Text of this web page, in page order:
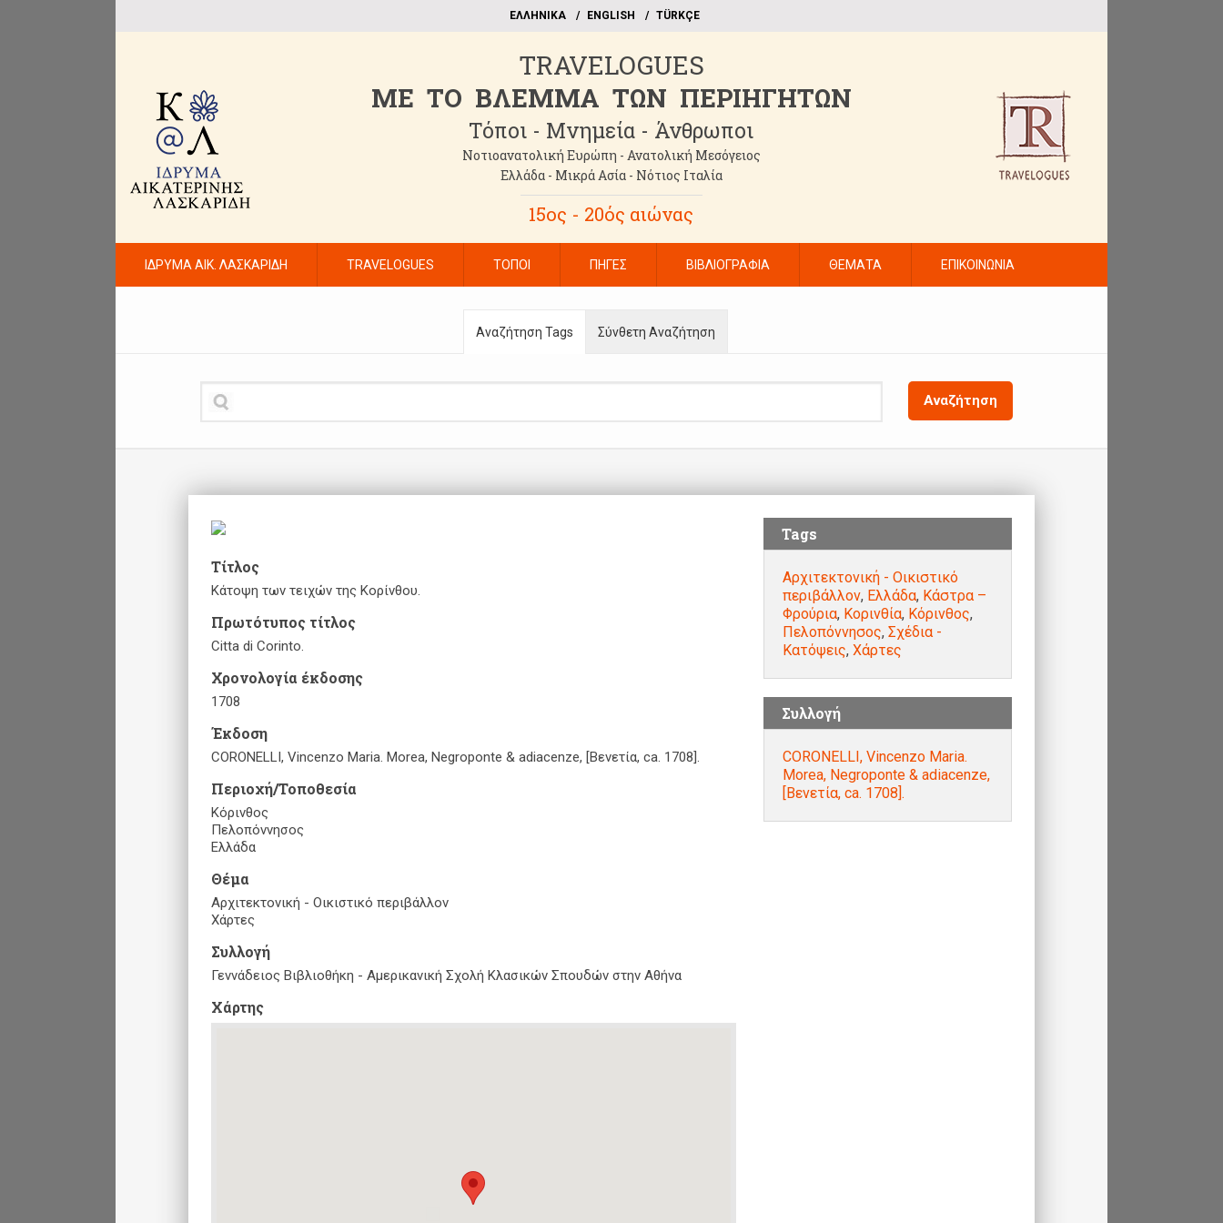
EΛΛΗΝΙΚΑ ΕΝGLISH TÜRKÇE
TRAVELOGUES
ME TO BΛΕΜΜΑ ΤΩΝ ΠΕΡΙΗΓΗΤΩΝ
Τόποι - Μνημεία - Άνθρωποι
Νοτιοανατολική Ευρώπη - Ανατολική Μεσόγειος
Ελλάδα - Μικρά Ασία - Νότιος Ιταλία
15ος - 20ός αιώνας
ΙΔΡΥΜΑ ΑΙΚ. ΛΑΣΚΑΡΙΔΗ TRAVELOGUES ΤΟΠΟΙ ΠΗΓΕΣ ΒΙΒΛΙΟΓΡΑΦΙΑ ΘΕΜΑΤΑ ΕΠΙΚΟΙΝΩΝΙΑ
Αναζήτηση Tags
Αναζήτηση
Σύνθετη Αναζήτηση
Τίτλος
Κάτοψη των τειχών της Κορίνθου.
Πρωτότυπος τίτλος
Citta di Corinto.
Χρονολογία έκδοσης
1708
Έκδοση
CORONELLI, Vincenzo Maria. Morea, Negroponte & adiacenze, [Βενετία, ca. 1708].
Περιοχή/Τοποθεσία
Κόρινθος
Πελοπόννησος
Ελλάδα
Θέμα
Αρχιτεκτονική - Οικιστικό περιβάλλον
Χάρτες
Συλλογή
Γεννάδειος Βιβλιοθήκη - Αμερικανική Σχολή Κλασικών Σπουδών στην Αθήνα
Xάρτης
Tags
Αρχιτεκτονική - Οικιστικό
περιβάλλον, Ελλάδα, Κάστρα –
Φρούρια, Κορινθία, Κόρινθος,
Πελοπόννησος, Σχέδια -
Κατόψεις, Χάρτες
Συλλογή
CORONELLI, Vincenzo Maria.
Morea, Negroponte & adiacenze,
[Βενετία, ca. 1708].